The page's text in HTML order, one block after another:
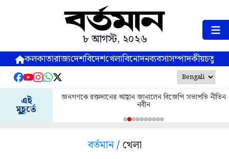
৮ আগস্ট, ২০২৬
কলকাতারাজ্যদেশবিদেশখেলাবিনোদনব্যবসাসম্পাদকীয়
এই
মুহূর্তে
জনগণকে রক্তদানের আহ্বান জানালেন বিজেপি সভাপতি নীতিন
নবীন
বর্তমান/ খেলা